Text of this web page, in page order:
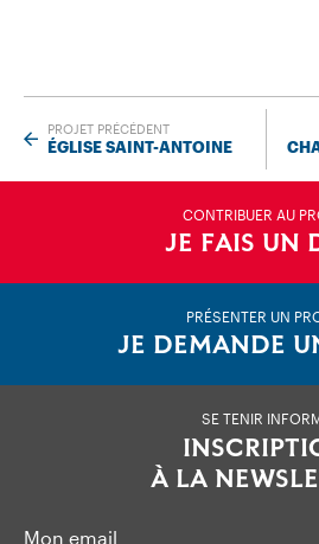
PROJET PRÉCÉDENT
ÉGLISE SAINT-ANTOINE
CONTRIBUER AU
JE FAIS UN
PRÉSENTER UN
JE DEMANDE
SE TENIR
À LA
Mon email